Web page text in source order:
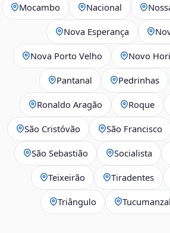
Mocambo Nacional
Nova Esperança
Nova Porto Velho Novo
Pantanal Pedrinhas
Ronaldo Aragão Roque
São Cristóvão São Francisco
São Sebastião Socialista
Teixeirão Tiradentes
Triângulo Tucumanzal